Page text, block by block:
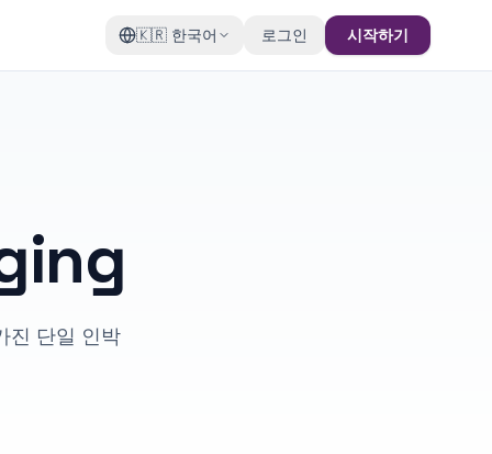
🇰🇷 한국어 로그인 시작하기
진 단일 인박